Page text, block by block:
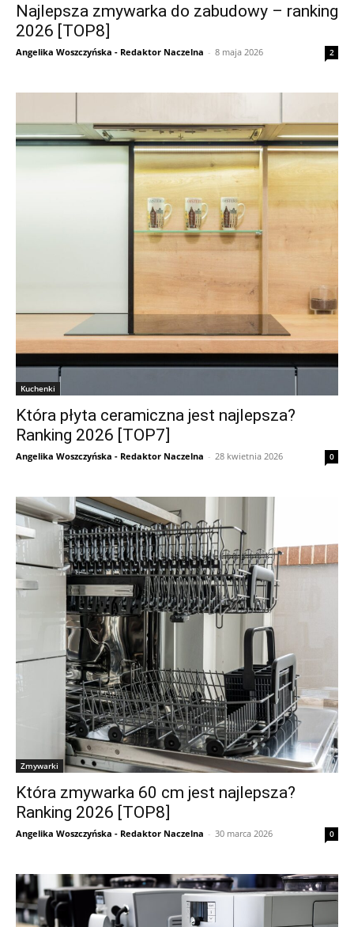
Najlepsza zmywarka do zabudowy – ranking
2026 [TOP8]
Angelika Woszczyńska - Redaktor Naczelna - 8 maja 2026 2
Kuchenki
Która płyta ceramiczna jest najlepsza?
Ranking 2026 [TOP7]
Angelika Woszczyńska - Redaktor Naczelna - 28 kwietnia 2026 0
Zmywarki
Która zmywarka 60 cm jest najlepsza?
Ranking 2026 [TOP8]
Angelika Woszczyńska - Redaktor Naczelna - 30 marca 2026 0